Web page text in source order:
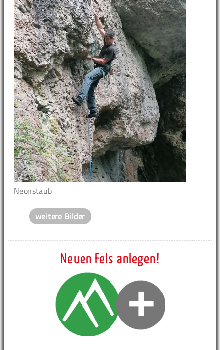
Neonstaub
weitere Bilder
Neuen Fels anlegen!